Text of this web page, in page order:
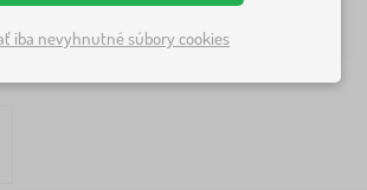
iba nevyhnutné súbory cookies